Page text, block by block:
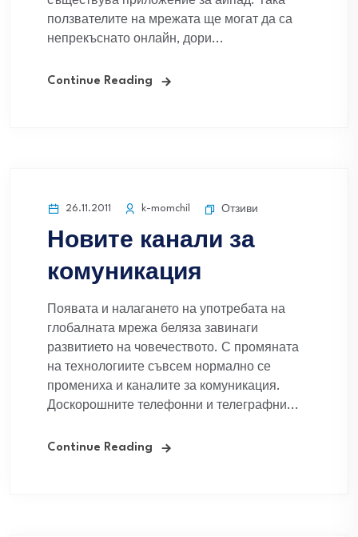
ползвателите на мрежата ще могат да са
непрекъснато онлайн, дори...
Continue Reading
26.11.2011 k-momchil Отзиви
Новите канали за
комуникация
Появата и налагането на употребата на
глобалната мрежа беляза завинаги
развитието на човечеството. С промяната
на технологиите съвсем нормално се
промениха и каналите за комуникация.
Доскорошните телефонни и телеграфни...
Continue Reading